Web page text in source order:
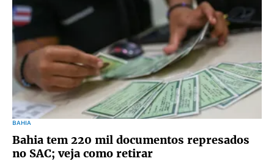
BAHIA
Bahia tem 220 mil documentos represados
no SAC; veja como retirar